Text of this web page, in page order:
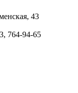
43
764-94-65